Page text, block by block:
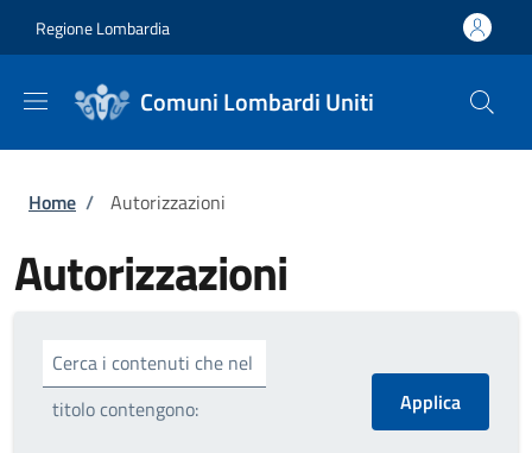
Regione Lombardia
Comuni Lombardi Uniti
Briciole di pane
Home / Autorizzazioni
Autorizzazioni
Cerca i contenuti che nel
titolo contengono: